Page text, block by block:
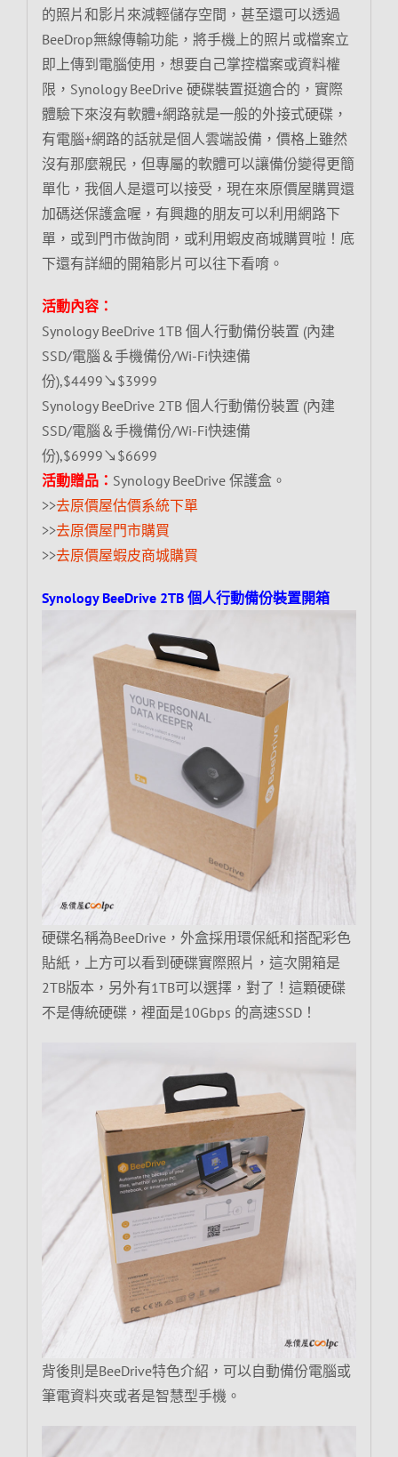
的照片和影片來減輕儲存空間，甚至還可以透過
BeeDrop無線傳輸功能，將手機上的照片或檔案立
即上傳到電腦使用，想要自己掌控檔案或資料權
限，Synology BeeDrive 硬碟裝置挺適合的，實際
體驗下來沒有軟體+網路就是一般的外接式硬碟，
有電腦+網路的話就是個人雲端設備，價格上雖然
沒有那麼親民，但專屬的軟體可以讓備份變得更簡
單化，我個人是還可以接受，現在來原價屋購買還
加碼送保護盒喔，有興趣的朋友可以利用網路下
單，或到門市做詢問，或利用蝦皮商城購買啦！底
下還有詳細的開箱影片可以往下看唷。
活動內容：
Synology BeeDrive 1TB 個人行動備份裝置 (內建
SSD/電腦＆手機備份/Wi-Fi快速備
份),$4499↘$3999
Synology BeeDrive 2TB 個人行動備份裝置 (內建
SSD/電腦＆手機備份/Wi-Fi快速備
份),$6999↘$6699
活動贈品： Synology BeeDrive 保護盒。
>>去原價屋估價系統下單
>>去原價屋門市購買
>>去原價屋蝦皮商城購買
Synology BeeDrive 2TB 個人行動備份裝置開箱
硬碟名稱為BeeDrive，外盒採用環保紙和搭配彩色
貼紙，上方可以看到硬碟實際照片，這次開箱是
2TB版本，另外有1TB可以選擇，對了！這顆硬碟
不是傳統硬碟，裡面是10Gbps 的高速SSD！
背後則是BeeDrive特色介紹，可以自動備份電腦或
筆電資料夾或者是智慧型手機。